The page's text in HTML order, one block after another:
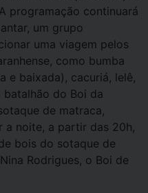
programação continuará
um grupo
uma viagem pelos
como bumba
e baixada), cacuriá, lelê,
do Boi da
de matraca,
a noite, a partir das 20h,
bois do sotaque de
Rodrigues, o Boi de